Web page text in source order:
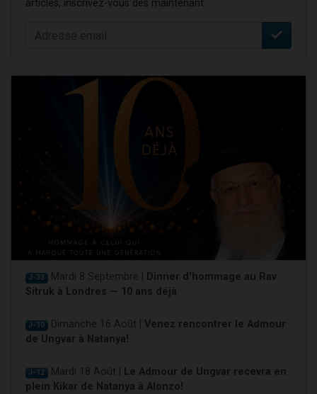
articles, inscrivez-vous dès maintenant :
J-33 Mardi 8 Septembre |
Dinner d'hommage au Rav
Sitruk à Londres — 10 ans déjà
J-10 Dimanche 16 Août | Venez rencontrer le Admour
de Ungvar à Natanya!
J-12 Mardi 18 Août |
Le Admour de Ungvar recevra en
plein Kikar de Natanya à Alonzo!